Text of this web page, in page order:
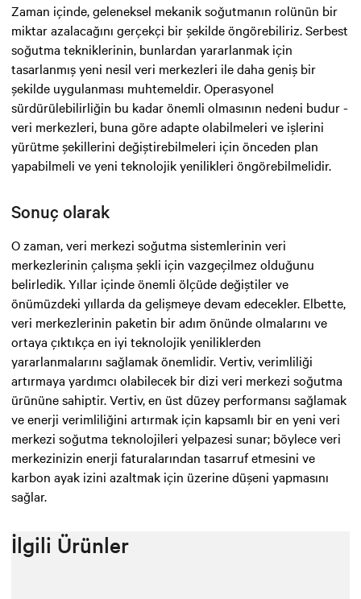
Zaman içinde, geleneksel mekanik soğutmanın rolünün bir
miktar azalacağını gerçekçi bir şekilde öngörebiliriz. Serbest
soğutma tekniklerinin, bunlardan yararlanmak için
tasarlanmış yeni nesil veri merkezleri ile daha geniş bir
şekilde uygulanması muhtemeldir. Operasyonel
sürdürülebilirliğin bu kadar önemli olmasının nedeni budur -
veri merkezleri, buna göre adapte olabilmeleri ve işlerini
yürütme şekillerini değiştirebilmeleri için önceden plan
yapabilmeli ve yeni teknolojik yenilikleri öngörebilmelidir.
Sonuç olarak
O zaman, veri merkezi soğutma sistemlerinin veri
merkezlerinin çalışma şekli için vazgeçilmez olduğunu
belirledik. Yıllar içinde önemli ölçüde değiştiler ve
önümüzdeki yıllarda da gelişmeye devam edecekler. Elbette,
veri merkezlerinin paketin bir adım önünde olmalarını ve
ortaya çıktıkça en iyi teknolojik yeniliklerden
yararlanmalarını sağlamak önemlidir. Vertiv, verimliliği
artırmaya yardımcı olabilecek bir dizi veri merkezi soğutma
ürününe sahiptir. Vertiv, en üst düzey performansı sağlamak
ve enerji verimliliğini artırmak için kapsamlı bir en yeni veri
merkezi soğutma teknolojileri yelpazesi sunar; böylece veri
merkezinizin enerji faturalarından tasarruf etmesini ve
karbon ayak izini azaltmak için üzerine düşeni yapmasını
sağlar.
İlgili Ürünler